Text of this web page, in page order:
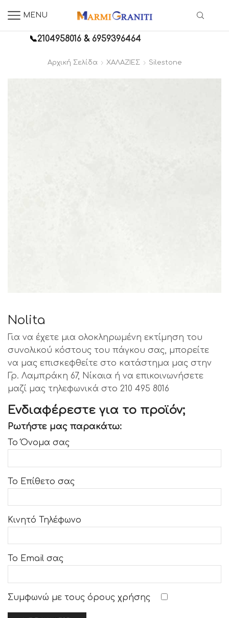
MENU
📞2104958016 &6959396464
Αρχική Σελίδα ΧΑΛΑΖΙΕΣ Silestone
Nolita
Για να έχετε μια ολοκληρωμένη εκτίμηση του
συνολικού κόστους του πάγκου σας, μπορείτε
να μας επισκεφθείτε στο κατάστημα μας στην
Γρ. Λαμπράκη 67, Νίκαια ή να επικοινωνήσετε
μαζί μας τηλεφωνικά στο 210 495 8016
Ενδιαφέρεστε για το προϊόν;
Ρωτήστε μας παρακάτω:
Το Όνομα σας
Το Επίθετο σας
Κινητό Τηλέφωνο
Το Email σας
Συμφωνώ με τους όρους χρήσης